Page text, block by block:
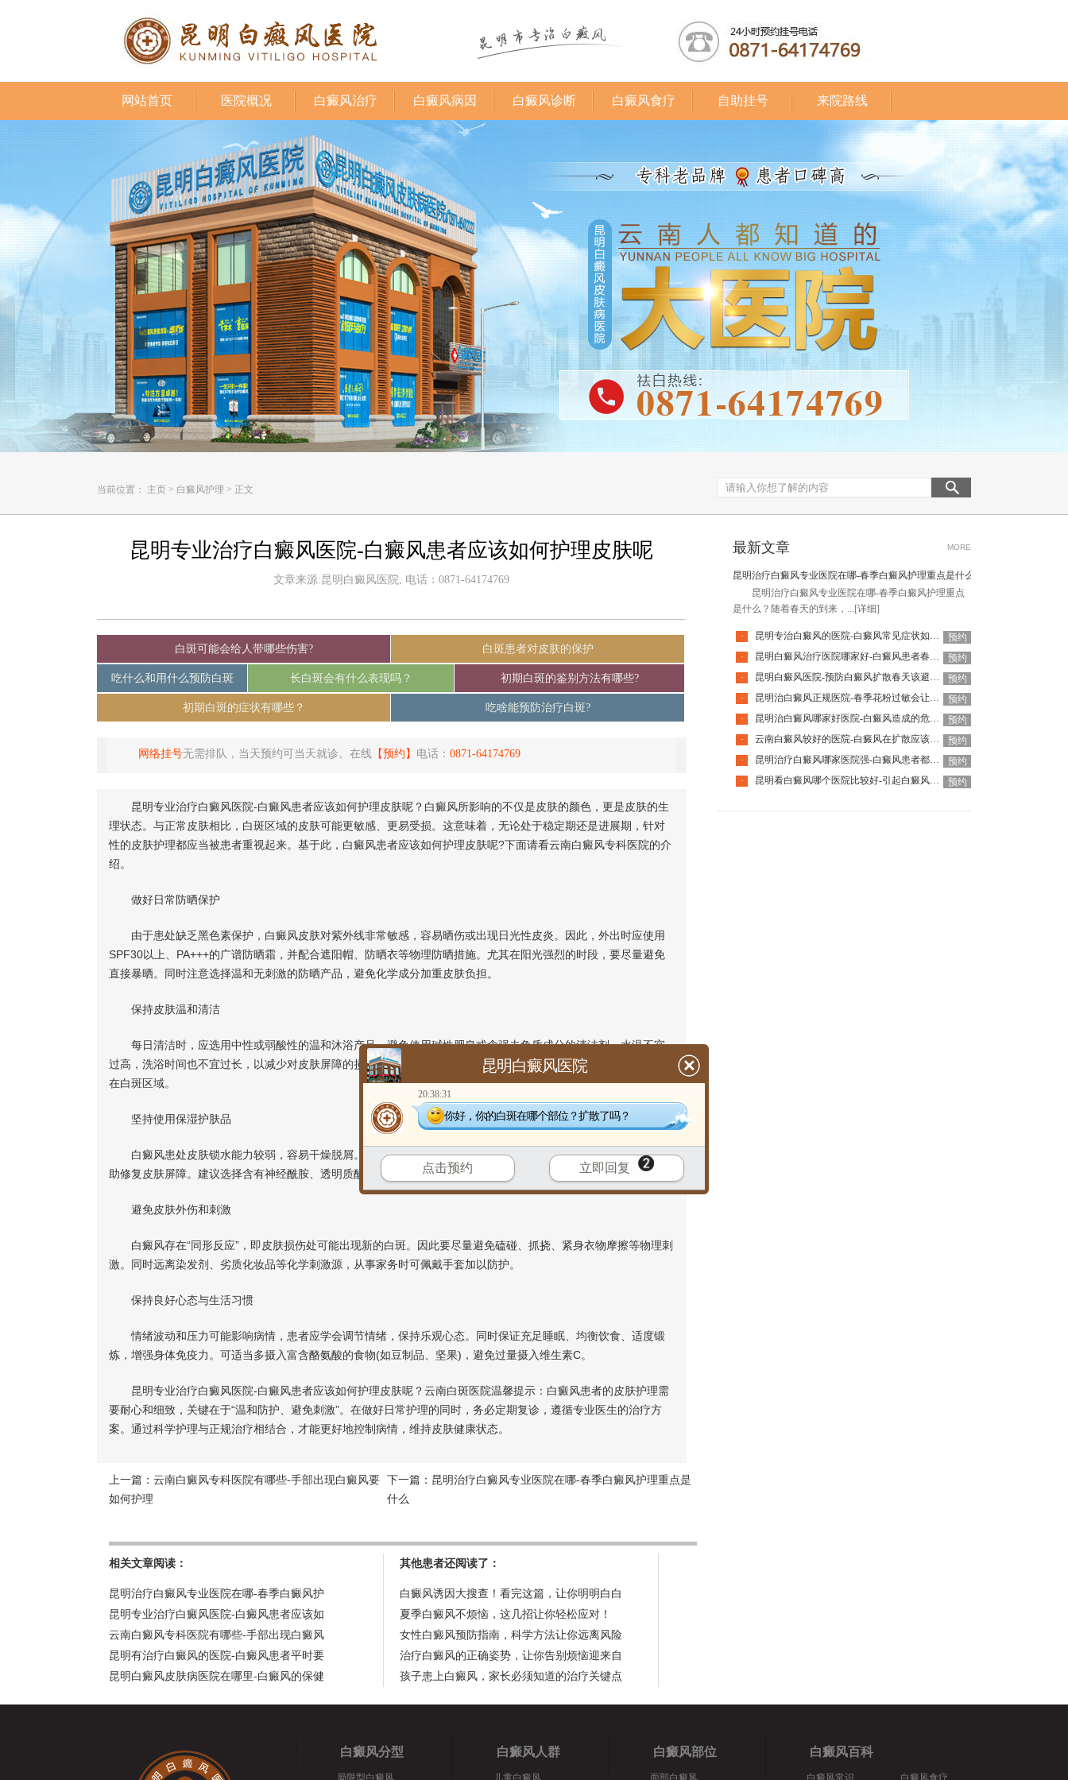
网站首页 医院概况 白癜风治疗 白癜风病因 白癜风诊断 白癜风食疗 自助挂号 来院路线
当前位置： 主页 > 白癜风护理 > 正文
昆明专业治疗白癜风医院-白癜风患者应该如何护理皮肤呢
文章来源:昆明白癜风医院, 电话：0871-64174769
白斑可能会给人带哪些伤害? 白斑患者对皮肤的保护
吃什么和用什么预防白斑 长白斑会有什么表现吗？ 初期白斑的鉴别方法有哪些?
初期白斑的症状有哪些？ 吃啥能预防治疗白斑?
网络挂号无需排队，当天预约可当天就诊。在线 【预约】 电话： 0871-64174769
昆明专业治疗白癜风医院-白癜风患者应该如何护理皮肤呢？白癜风所影响的不仅是皮肤的颜色，更是皮肤的生
理状态。与正常皮肤相比，白斑区域的皮肤可能更敏感、更易受损。这意味着，无论处于稳定期还是进展期，针对
性的皮肤护理都应当被患者重视起来。基于此，白癜风患者应该如何护理皮肤呢?下面请看云南白癜风专科医院的介
绍。
做好日常防晒保护
由于患处缺乏黑色素保护，白癜风皮肤对紫外线非常敏感，容易晒伤或出现日光性皮炎。因此，外出时应使用
SPF30以上、PA+++的广谱防晒霜，并配合遮阳帽、防晒衣等物理防晒措施。尤其在阳光强烈的时段，要尽量避免
直接暴晒。同时注意选择温和无刺激的防晒产品，避免化学成分加重皮肤负担。
保持皮肤温和清洁
每日清洁时，应选用中性或弱酸性的温和沐浴产品，避免使用碱性肥皂或含强去角质成分的清洁剂。水温不宜
过高，洗浴时间也不宜过长，以减少对皮肤屏障的损伤。洗完后用柔软毛巾轻轻拍干皮肤，切忌用力摩擦，尤其是
在白斑区域。
坚持使用保湿护肤品
白癜风患处皮肤锁水能力较弱，容易干燥脱屑。每天可多次涂抹不含香料、酒精及刺激性添加剂的保湿霜，帮
助修复皮肤屏障。建议选择含有神经酰胺、透明质酸等成分的医学护肤品，保持皮肤柔软湿润，减少不适感。
避免皮肤外伤和刺激
白癜风存在“同形反应”，即皮肤损伤处可能出现新的白斑。因此要尽量避免磕碰、抓挠、紧身衣物摩擦等物理刺
激。同时远离染发剂、劣质化妆品等化学刺激源，从事家务时可佩戴手套加以防护。
保持良好心态与生活习惯
情绪波动和压力可能影响病情，患者应学会调节情绪，保持乐观心态。同时保证充足睡眠、均衡饮食、适度锻
炼，增强身体免疫力。可适当多摄入富含酪氨酸的食物(如豆制品、坚果)，避免过量摄入维生素C。
昆明专业治疗白癜风医院-白癜风患者应该如何护理皮肤呢？云南白斑医院温馨提示：白癜风患者的皮肤护理需
要耐心和细致，关键在于“温和防护、避免刺激”。在做好日常护理的同时，务必定期复诊，遵循专业医生的治疗方
案。通过科学护理与正规治疗相结合，才能更好地控制病情，维持皮肤健康状态。
上一篇： 云南白癜风专科医院有哪些-手部出现白癜风要
如何护理
下一篇： 昆明治疗白癜风专业医院在哪-春季白癜风护理重点是
什么
相关文章阅读：
昆明治疗白癜风专业医院在哪-春季白癜风护
昆明专业治疗白癜风医院-白癜风患者应该如
云南白癜风专科医院有哪些-手部出现白癜风
昆明有治疗白癜风的医院-白癜风患者平时要
昆明白癜风皮肤病医院在哪里-白癜风的保健
其他患者还阅读了：
白癜风诱因大搜查！看完这篇，让你明明白白
夏季白癜风不烦恼，这几招让你轻松应对！
女性白癜风预防指南，科学方法让你远离风险
治疗白癜风的正确姿势，让你告别烦恼迎来自
孩子患上白癜风，家长必须知道的治疗关键点
最新文章 MORE
昆明治疗白癜风专业医院在哪-春季白癜风护理重点是什么
昆明治疗白癜风专业医院在哪-春季白癜风护理重点
是什么？随着春天的到来，... [详细]
· 昆明专治白癜风的医院-白癜风常见症状如何识别
预约
·
昆明白癜风治疗医院哪家好-白癜风患者春季饮食需注意什么
预约
·
昆明白癜风医院-预防白癜风扩散春天该避免哪些户外活动
预约
·
昆明治白癜风正规医院-春季花粉过敏会让白癜风症状加重吗
预约
·
昆明治白癜风哪家好医院-白癜风造成的危害都有哪些
预约
·
云南白癜风较好的医院-白癜风在扩散应该做些什么
预约
·
昆明治疗白癜风哪家医院强-白癜风患者都需要注意些什么
预约
·
昆明看白癜风哪个医院比较好-引起白癜风的原因都有哪些 预约
白癜风分型
局限型白癜风
白癜风人群
儿童白癜风
白癜风部位
面部白癜风
白癜风百科
白癜风常识 白癜风食疗
昆明白癜风医院
20:38:31
你好，你的白斑在哪个部位？扩散了吗？
点击预约 立即回复